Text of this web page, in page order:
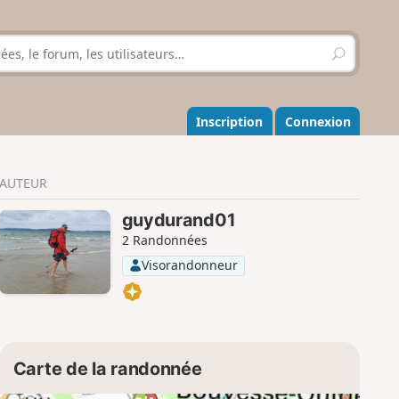
R
e
h
e
r
r
Inscription Connexion
AUTEUR
guydurand01
2 Randonnées
Visorandonneur
Carte de la randonnée